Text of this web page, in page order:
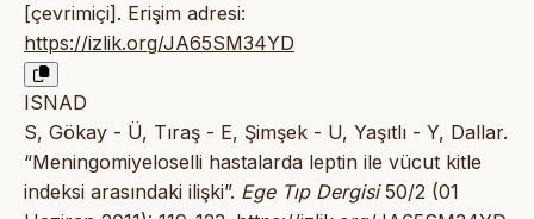
[çevrimiçi]. Erişim adresi:
https://izlik.org/JA65SM34YD
ISNAD
S, Gökay - Ü, Tıraş - E, Şimşek - U, Yaşıtlı - Y, Dallar.
“Meningomiyeloselli hastalarda leptin ile vücut kitle
indeksi arasındaki ilişki”. Ege Tıp Dergisi50/2 (01